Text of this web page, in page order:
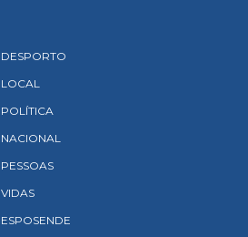
DESPORTO
LOCAL
POLÍTICA
NACIONAL
PESSOAS
VIDAS
ESPOSENDE